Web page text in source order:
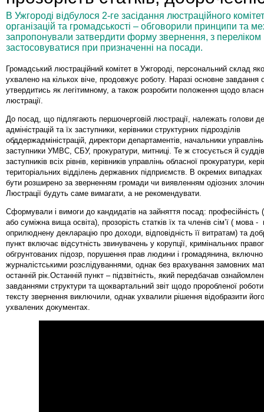
В Ужгороді відбулося 2-ге засідання люстраційного
організацій та громадськості – обговорили принципи та
запропонували затвердити форму звернення, з переліком
застосовуватися при призначенні на посади.
Громадський люстраційний комітет в Ужгороді, персональний склад
ухвалено на кількох віче, продовжує роботу. Наразі основне завдання
утвердитись як легітимному, а також розробити положення щодо
люстрації.
До посад, що підлягають першочерговій люстрації, належать голови
адміністрацій та їх заступники, керівники структурних підрозділів
обддержадміністрацій, директори департаментів, начальники
заступники УМВС, СБУ, прокуратури, митниці. Те ж стосується й
заступників всіх рівнів, керівників управлінь обласної прокуратури,
територіальних відділень державних підприємств. В окремих
бути розширено за зверненням громади чи виявленням одіозних
Люстрації будуть саме вимагати, а не рекомендувати.
Сформували і вимоги до кандидатів на зайняття посад: професійність
або суміжна вища освіта), прозорість статків їх та членів сім’ї ( мова
оприлюднену декларацію про доходи, відповідність її витратам) та
пункт включає відсутність звинувачень у корупції, кримінальних
обгрунтованих підозр, порушення прав людини і громадянина, включно
журналістськими розслідуваннями, однак без врахування замовних
останній рік.Останній пункт – підзвітність, який передбачав
завданнями структури та щоквартальний звіт щодо проробленої
тексту звернення виключили, однак ухвалили рішення відобразити
ухвалених документах.